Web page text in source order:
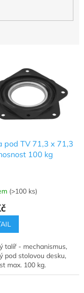
pod TV 71,3 x 71,3
100 kg
(>100 ks)
talíř - mechanismus,
pod stolovou desku,
max. 100 kg.